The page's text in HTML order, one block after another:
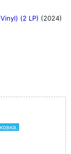
(2 LP) (2024)